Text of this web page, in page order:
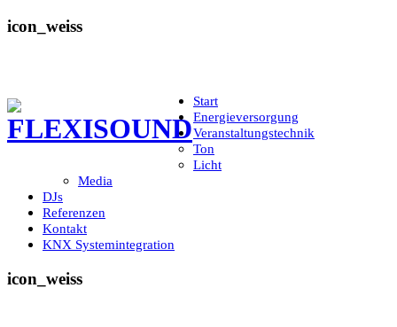
icon_weiss
Start
Energieversorgung
Veranstaltungstechnik
Ton
Licht
Media
DJs
Referenzen
Kontakt
KNX Systemintegration
icon_weiss